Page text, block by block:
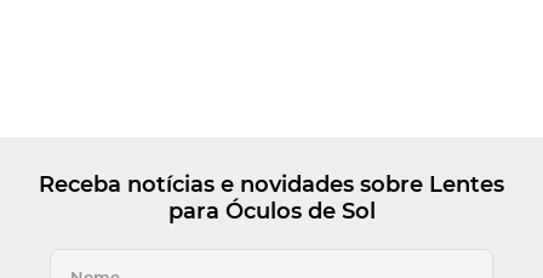
Receba notícias e novidades sobre Lentes
para Óculos de Sol